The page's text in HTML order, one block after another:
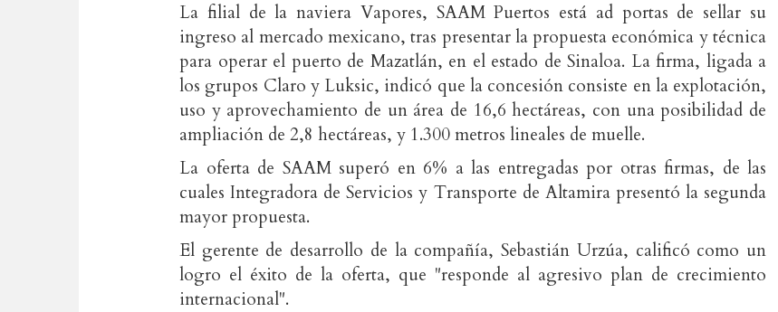
La filial de la naviera Vapores, SAAM Puertos está ad portas de sellar su
ingreso al mercado mexicano, tras presentar la propuesta económica y técnica
para operar el puerto de Mazatlán, en el estado de Sinaloa. La firma, ligada a
los grupos Claro y Luksic, indicó que la concesión consiste en la explotación,
uso y aprovechamiento de un área de 16,6 hectáreas, con una posibilidad de
ampliación de 2,8 hectáreas, y 1.300 metros lineales de muelle.
La oferta de SAAM superó en 6% a las entregadas por otras firmas, de las
cuales Integradora de Servicios y Transporte de Altamira presentó la segunda
mayor propuesta.
El gerente de desarrollo de la compañía, Sebastián Urzúa, calificó como un
logro el éxito de la oferta, que "responde al agresivo plan de crecimiento
internacional".